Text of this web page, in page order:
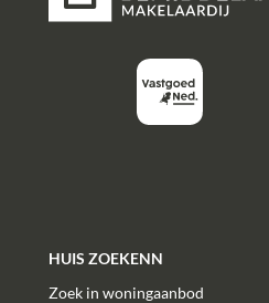
HUIS ZOEKENN
Zoek in woningaanbod